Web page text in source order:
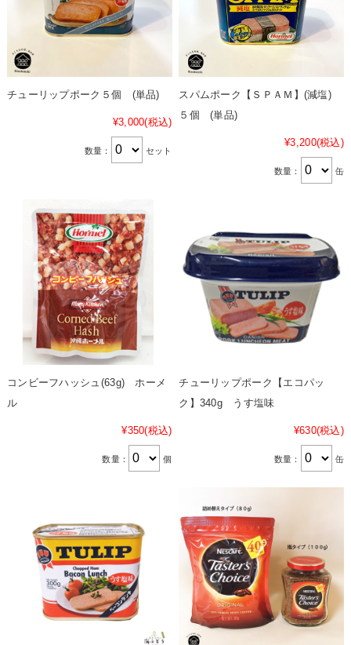
チューリップポーク５個 (単品)
¥3,000(税込)
数量： セット
スパムポーク【ＳＰＡＭ】(減塩)
５個 (単品)
¥3,200(税込)
数量： 缶
コンビーフハッシュ(63g) ホーメ
ル
¥350(税込)
数量： 個
チューリップポーク【エコパッ
ク】340g うす塩味
¥630(税込)
数量： 缶